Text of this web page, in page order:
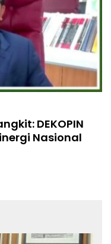
DEKOPIN
Nasional